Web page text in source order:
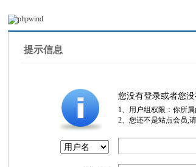
提示信息
您没有登录或者您
1、用户组权限：你所
2、您还不是站点会员,